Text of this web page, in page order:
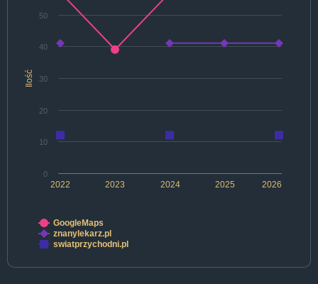
Ilość
2022 2024 2026
2023 2025
0
10
20
30
40
50
GoogleMaps
znanylekarz.pl
swiatprzychodni.pl